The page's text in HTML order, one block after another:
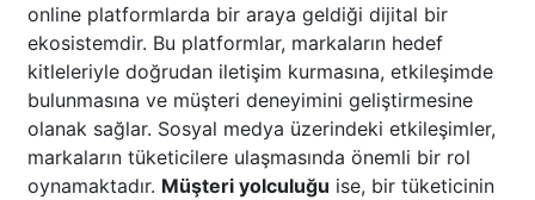
online platformlarda bir araya geldiği dijital bir
ekosistemdir. Bu platformlar, markaların hedef
kitleleriyle doğrudan iletişim kurmasına, etkileşimde
bulunmasına ve müşteri deneyimini geliştirmesine
olanak sağlar. Sosyal medya üzerindeki etkileşimler,
markaların tüketicilere ulaşmasında önemli bir rol
oynamaktadır. Müşteri yolculuğu ise, bir tüketicinin